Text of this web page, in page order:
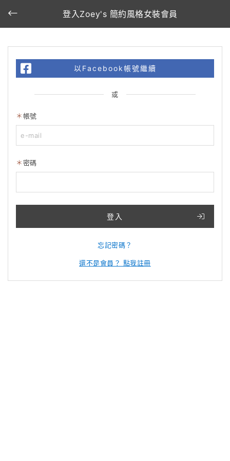
登入Zoey's 簡約風格女裝會員
以Facebook帳號繼續
或
帳號
密碼
登入
忘記密碼？
還不是會員？ 點我註冊